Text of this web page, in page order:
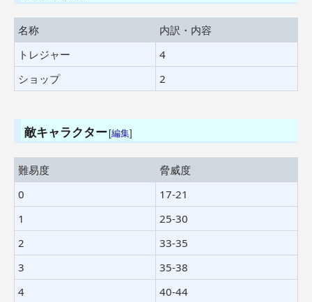
名称
内訳・内容
トレジャー
4
ショップ
2
敵キャラクター [編集]
難易度
脅威度
0
17-21
1
25-30
2
33-35
3
35-38
4
40-44